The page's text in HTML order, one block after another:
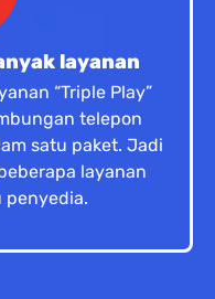
layanan
“Triple Play”
telepon
satu paket. Jadi
layanan
penyedia.